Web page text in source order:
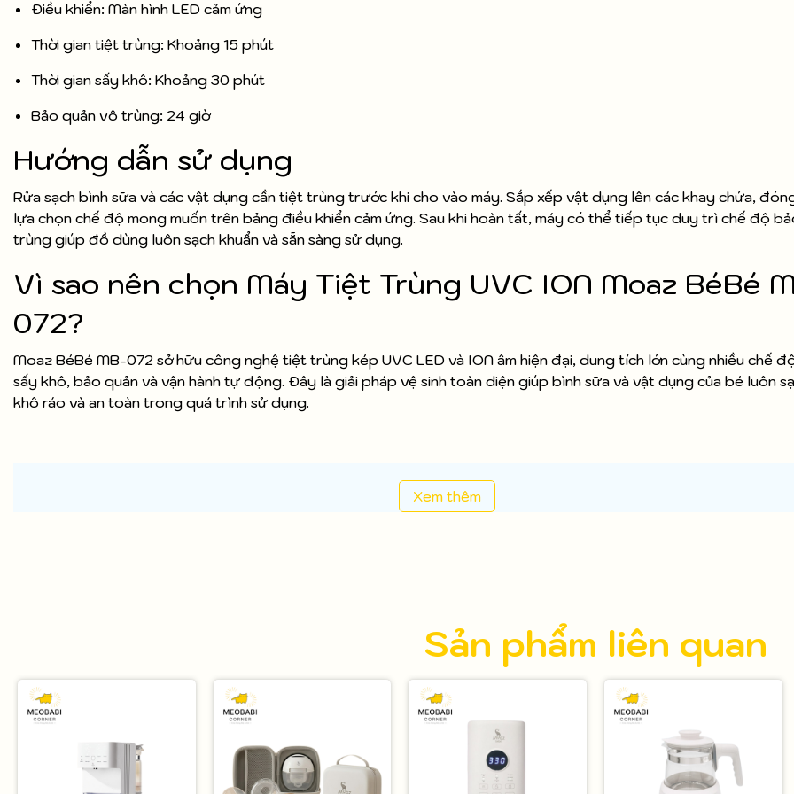
Điều khiển: Màn hình LED cảm ứng
Thời gian tiệt trùng: Khoảng 15 phút
Thời gian sấy khô: Khoảng 30 phút
Bảo quản vô trùng: 24 giờ
Hướng dẫn sử dụng
Rửa sạch bình sữa và các vật dụng cần tiệt trùng trước khi cho vào máy. Sắp xếp vật dụng lên các khay chứa,
lựa chọn chế độ mong muốn trên bảng điều khiển cảm ứng. Sau khi hoàn tất, máy có thể tiếp tục duy trì chế độ
trùng giúp đồ dùng luôn sạch khuẩn và sẵn sàng sử dụng.
Vì sao nên chọn Máy Tiệt Trùng UVC ION Moaz BéBé
072?
Moaz BéBé MB-072 sở hữu công nghệ tiệt trùng kép UVC LED và ION âm hiện đại, dung tích lớn cùng nhiều chế
sấy khô, bảo quản và vận hành tự động. Đây là giải pháp vệ sinh toàn diện giúp bình sữa và vật dụng của bé luôn
khô ráo và an toàn trong quá trình sử dụng.
Xem thêm
Sản phẩm liên quan